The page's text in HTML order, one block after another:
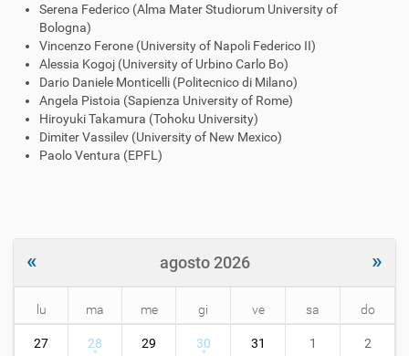
Serena Federico (Alma Mater Studiorum University of
Bologna)
Vincenzo Ferone (University of Napoli Federico II)
Alessia Kogoj (University of Urbino Carlo Bo)
Dario Daniele Monticelli (Politecnico di Milano)
Angela Pistoia (Sapienza University of Rome)
Hiroyuki Takamura (Tohoku University)
Dimiter Vassilev (University of New Mexico)
Paolo Ventura (EPFL)
« agosto 2026 »
lu ma me gi ve sa do
27 28 29 30 31 1
2